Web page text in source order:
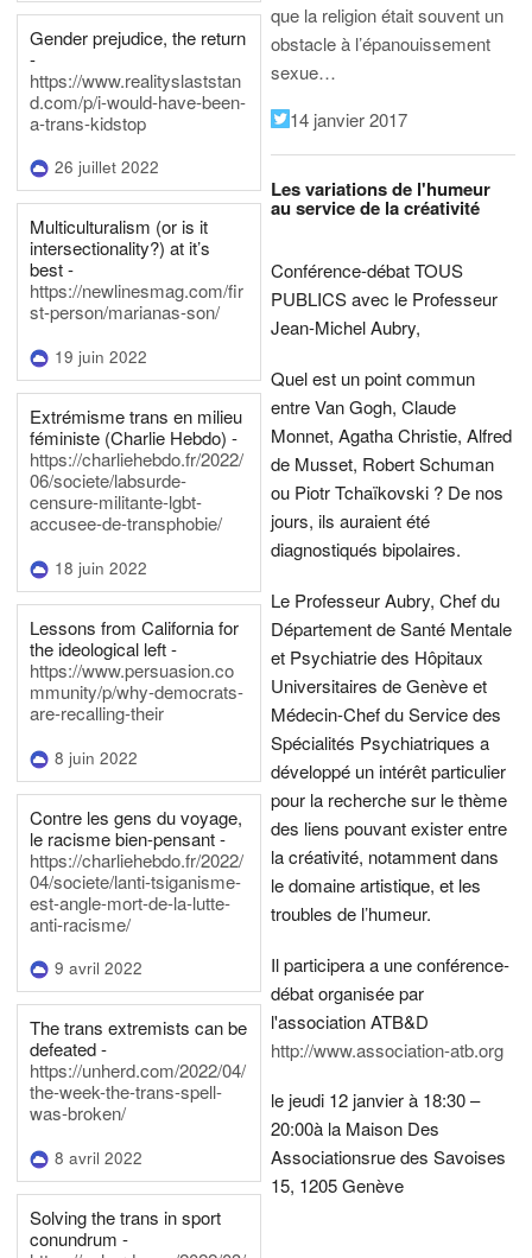
Gender prejudice, the return
-
https://www.realityslaststan
d.com/p/i-would-have-been-
a-trans-kidstop
26 juillet 2022
Multiculturalism (or is it
intersectionality?) at it’s
best -
https://newlinesmag.com/fir
st-person/marianas-son/
19 juin 2022
Extrémisme trans en milieu
féministe (Charlie Hebdo) -
https://charliehebdo.fr/2022/
06/societe/labsurde-
censure-militante-lgbt-
accusee-de-transphobie/
18 juin 2022
Lessons from California for
the ideological left -
https://www.persuasion.co
mmunity/p/why-democrats-
are-recalling-their
8 juin 2022
Contre les gens du voyage,
le racisme bien-pensant -
https://charliehebdo.fr/2022/
04/societe/lanti-tsiganisme-
est-angle-mort-de-la-lutte-
anti-racisme/
9 avril 2022
The trans extremists can be
defeated -
https://unherd.com/2022/04/
the-week-the-trans-spell-
was-broken/
8 avril 2022
Solving the trans in sport
conundrum -
que la religion était souvent un
obstacle à l’épanouissement
sexue…
14 janvier 2017
Les variations de l'humeur
au service de la créativité
Conférence-débat TOUS
PUBLICS avec le Professeur
Jean-Michel Aubry,
Quel est un point commun
entre Van Gogh, Claude
Monnet, Agatha Christie, Alfred
de Musset, Robert Schuman
ou Piotr Tchaïkovski ? De nos
jours, ils auraient été
diagnostiqués bipolaires.
Le Professeur Aubry, Chef du
Département de Santé Mentale
et Psychiatrie des Hôpitaux
Universitaires de Genève et
Médecin-Chef du Service des
Spécialités Psychiatriques a
développé un intérêt particulier
pour la recherche sur le thème
des liens pouvant exister entre
la créativité, notamment dans
le domaine artistique, et les
troubles de l’humeur.
Il participera a une conférence-
débat organisée par
l'association ATB&D
http://www.association-atb.org
le jeudi 12 janvier à 18:30 –
20:00à la Maison Des
Associationsrue des Savoises
15, 1205 Genève